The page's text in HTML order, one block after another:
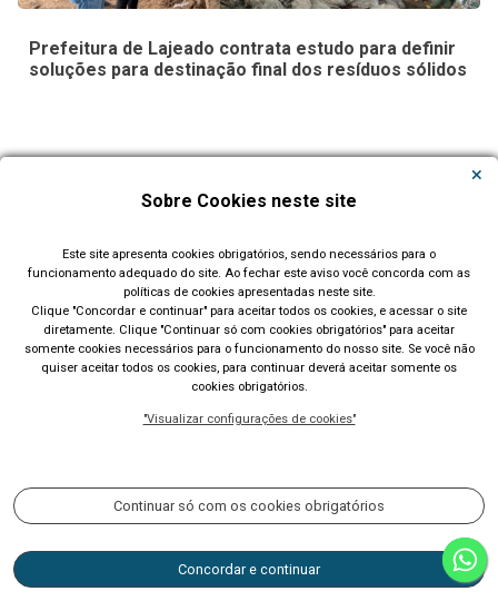
Prefeitura de Lajeado contrata estudo para definir
soluções para destinação final dos resíduos sólidos
Todas as Notícias
Sobre Cookies neste site
Este site apresenta cookies obrigatórios, sendo necessários para o
funcionamento adequado do site. Ao fechar este aviso você concorda com as
políticas de cookies apresentadas neste site.
Clique "Concordar e continuar" para aceitar todos os cookies, e acessar o site
diretamente. Clique "Continuar só com cookies obrigatórios" para aceitar
somente cookies necessários para o funcionamento do nosso site. Se você não
quiser aceitar todos os cookies, para continuar deverá aceitar somente os
cookies obrigatórios.
"Visualizar configurações de cookies"
Continuar só com os cookies obrigatórios
Concordar e continuar
Prefeitura Municipal de Lajeado (RS)
Rua Cel. Júlio May, 242 - Telefone (51) 3982 1000
CNPJ 87.297.982/0001-03